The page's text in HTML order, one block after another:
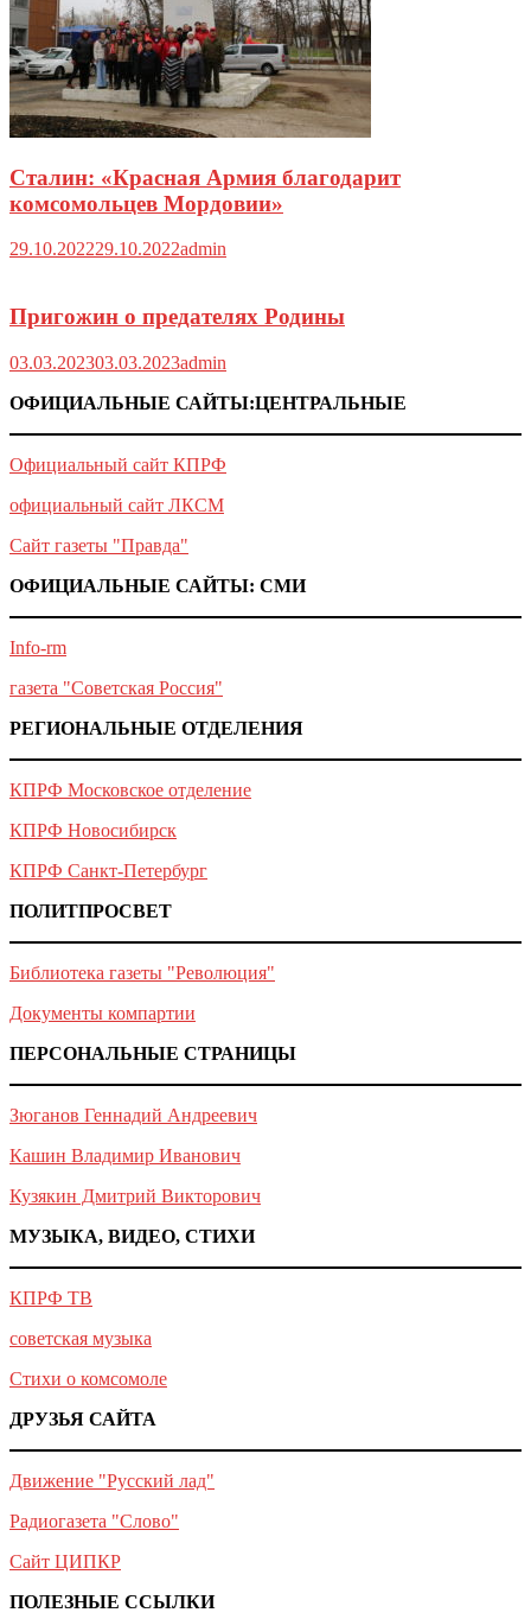
Сталин: «Красная Армия благодарит
комсомольцев Мордовии»
29.10.202229.10.2022admin
Пригожин о предателях Родины
03.03.202303.03.2023admin
ОФИЦИАЛЬНЫЕ САЙТЫ:ЦЕНТРАЛЬНЫЕ
Официальный сайт КПРФ
официальный сайт ЛКСМ
Сайт газеты "Правда"
ОФИЦИАЛЬНЫЕ САЙТЫ: СМИ
Info-rm
газета "Советская Россия"
РЕГИОНАЛЬНЫЕ ОТДЕЛЕНИЯ
КПРФ Московское отделение
КПРФ Новосибирск
КПРФ Санкт-Петербург
ПОЛИТПРОСВЕТ
Библиотека газеты "Революция"
Документы компартии
ПЕРСОНАЛЬНЫЕ СТРАНИЦЫ
Зюганов Геннадий Андреевич
Кашин Владимир Иванович
Кузякин Дмитрий Викторович
МУЗЫКА, ВИДЕО, СТИХИ
КПРФ ТВ
советская музыка
Стихи о комсомоле
ДРУЗЬЯ САЙТА
Движение "Русский лад"
Радиогазета "Слово"
Сайт ЦИПКР
ПОЛЕЗНЫЕ ССЫЛКИ